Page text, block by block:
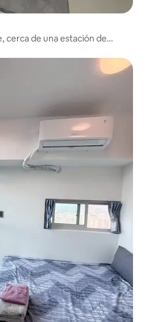
cerca de una estación de